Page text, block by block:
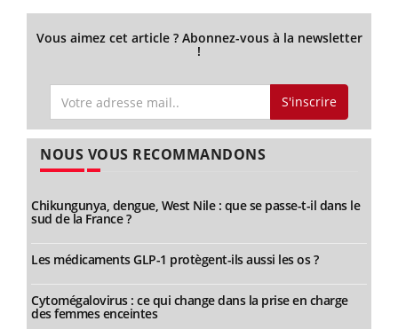
Vous aimez cet article ? Abonnez-vous à la newsletter
!
S'inscrire
NOUS VOUS RECOMMANDONS
Chikungunya, dengue, West Nile : que se passe-t-il dans le
sud de la France ?
Les médicaments GLP-1 protègent-ils aussi les os ?
Cytomégalovirus : ce qui change dans la prise en charge
des femmes enceintes